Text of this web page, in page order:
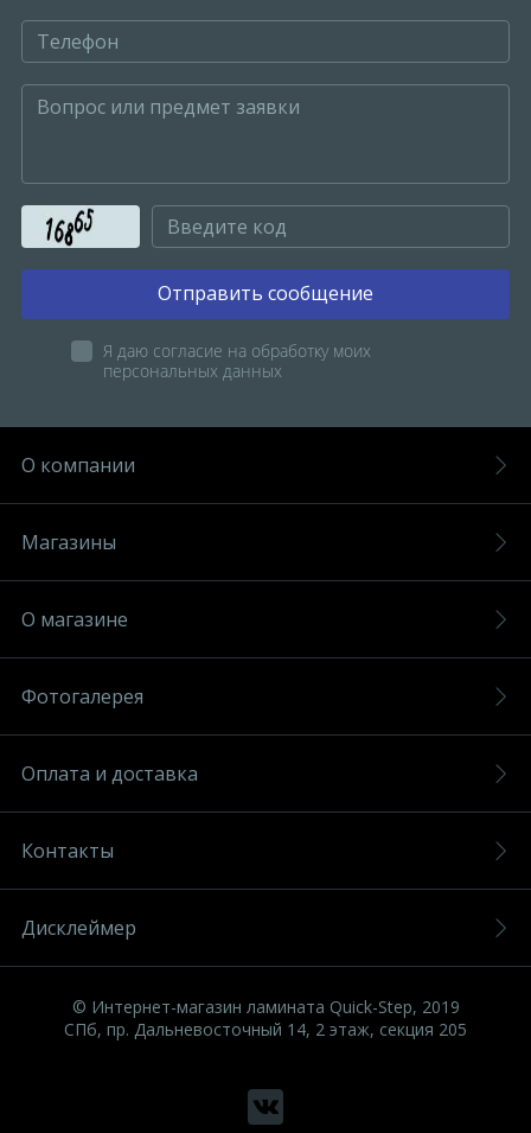
Отправить сообщение
Я даю согласие на обработку моих
персональных данных
О компании
Магазины
О магазине
Фотогалерея
Оплата и доставка
Контакты
Дисклеймер
© Интернет-магазин ламината Quick-Step, 2019
СПб, пр. Дальневосточный 14, 2 этаж, секция 205